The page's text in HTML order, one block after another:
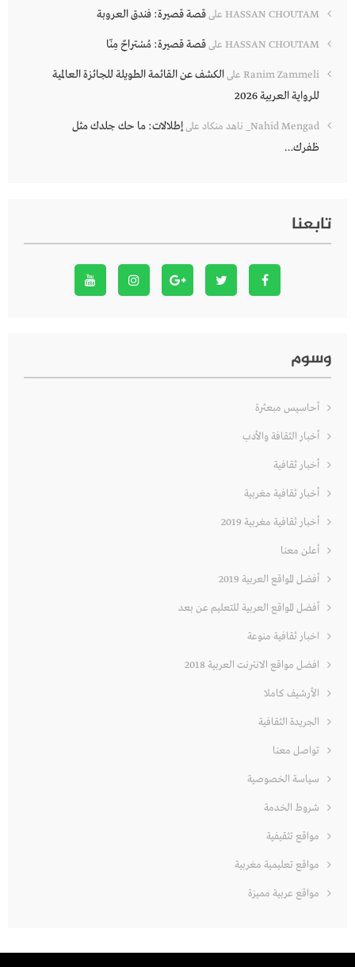
HASSAN CHOUTAM علىقصة قصيرة: فندق العروبة
HASSAN CHOUTAM علىقصة قصيرة: مُسْتراحٌ مِنّا
Ranim Zammeli علىالكشف عن القائمة الطويلة للجائزة العالمية
للرواية العربية 2026
Nahid Mengad_ ناهد منكاد علىإطلالات: ما حك جلدك مثل
ظفرك…
تابعنا
وسوم
أحاسيس مبعثرة
أخبار الثقافة والأدب
أخبار ثقافية
أخبار ثقافية مغربية
أخبار ثقافية مغربية 2019
أعلن معنا
أفضل المواقع العربية 2019
أفضل المواقع العربية للتعليم عن بعد
اخبار ثقافية منوعة
افضل مواقع الانترنت العربية 2018
الأرشيف كاملا
الجريدة الثقافية
تواصل معنا
سياسة الخصوصية
شروط الخدمة
مواقع تثقيفية
مواقع تعليمية مغربية
مواقع عربية مميزة